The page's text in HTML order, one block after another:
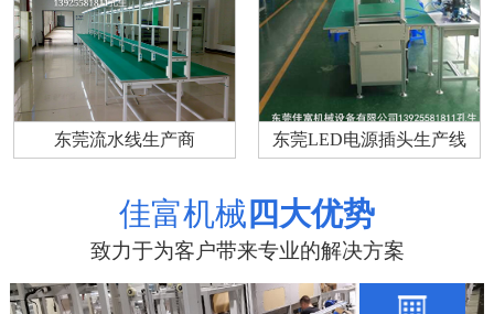
东莞流水线生产商 东莞LED电源插头生产线
佳富机械 四大优势
致力于为客户带来专业的解决方案